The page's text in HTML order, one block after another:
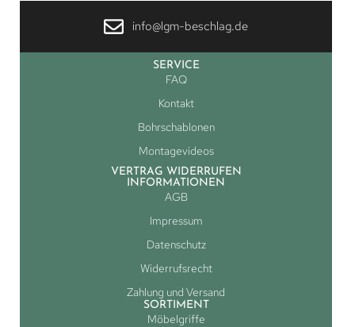
info@lgm-beschlag.de
SERVICE
FAQ
Kontakt
Bohrschablonen
Montagevideos
VERTRAG WIDERRUFEN
INFORMATIONEN
AGB
Impressum
Datenschutz
Widerrufsrecht
Zahlung und Versand
SORTIMENT
Möbelgriffe